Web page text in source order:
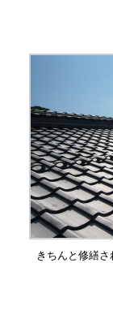
きちんと修繕